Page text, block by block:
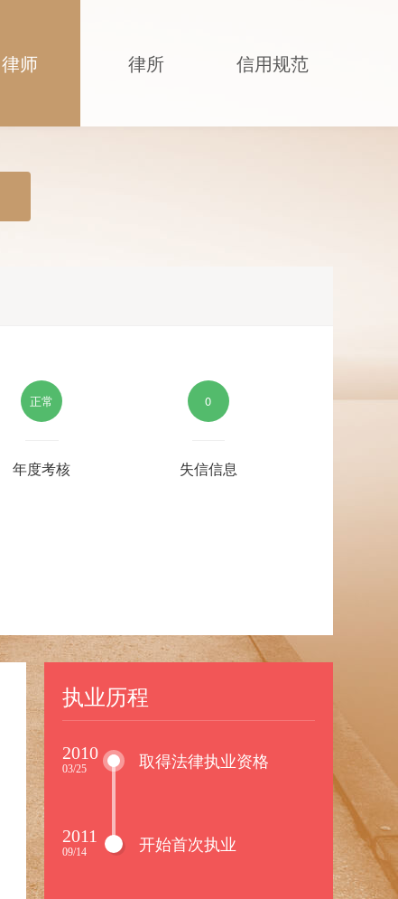
律师 律所 信用规范
正常
年度考核
0
失信信息
执业历程
2010
03/25 取得法律执业资格
2011
09/14 开始首次执业